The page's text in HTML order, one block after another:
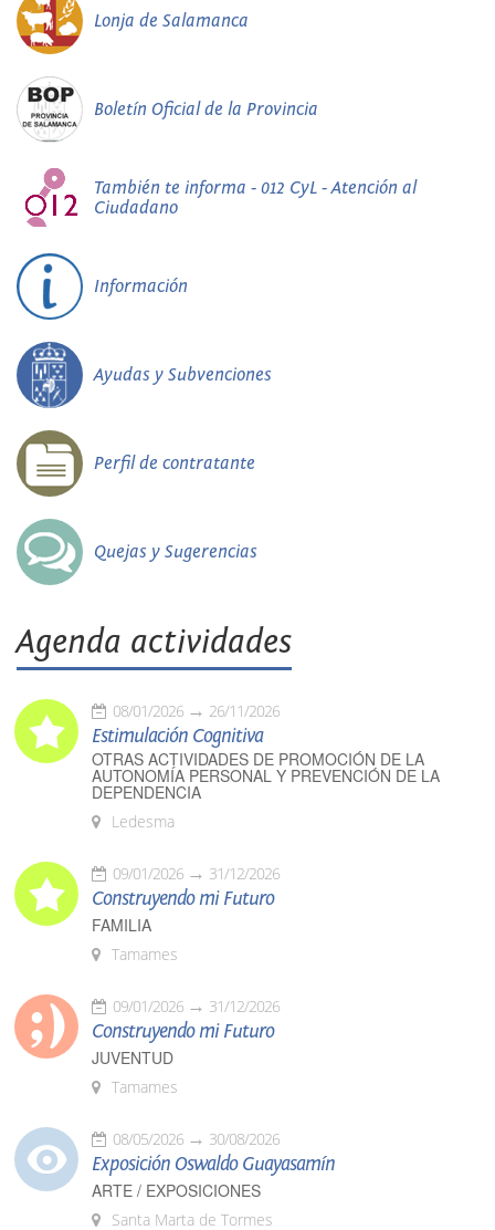
Lonja de Salamanca
Boletín Oficial de la Provincia
También te informa - 012 CyL - Atención al
Ciudadano
Información
Ayudas y Subvenciones
Perfil de contratante
Quejas y Sugerencias
Agenda actividades
08/01/2026 26/11/2026
Estimulación Cognitiva
OTRAS ACTIVIDADES DE PROMOCIÓN DE LA
AUTONOMÍA PERSONAL Y PREVENCIÓN DE LA
DEPENDENCIA
Ledesma
09/01/2026 31/12/2026
Construyendo mi Futuro
FAMILIA
Tamames
09/01/2026 31/12/2026
Construyendo mi Futuro
JUVENTUD
Tamames
08/05/2026 30/08/2026
Exposición Oswaldo Guayasamín
ARTE / EXPOSICIONES
Santa Marta de Tormes